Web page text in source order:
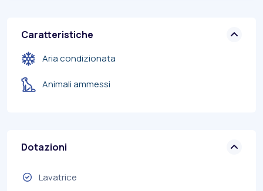
Caratteristiche
Aria condizionata
Animali ammessi
Dotazioni
Lavatrice